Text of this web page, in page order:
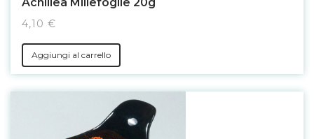
4,10 €
Aggiungi al carrello